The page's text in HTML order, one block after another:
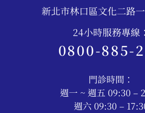
新北市林口區文化二路
24小時服務專線：
0800-885-
門診時間：
週一 ~ 週五 09:30 –
週六 09:30 –